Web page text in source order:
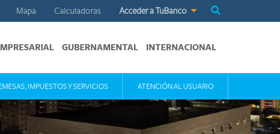
Mapa Calculadoras Acceder a TuBanco
IMPUESTOS Y SERVICIOS ATENCIÓN AL USUARIO
GUBERNAMENTAL INTERNACIONAL